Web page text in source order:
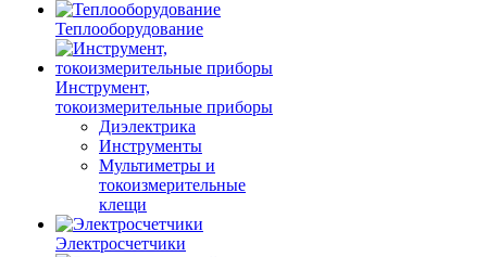
Теплооборудование
Инструмент,
токоизмерительные приборы
Диэлектрика
Инструменты
Мультиметры и
токоизмерительные
клещи
Электросчетчики